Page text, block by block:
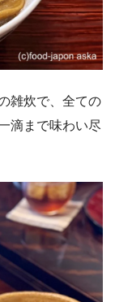
雑炊で、全ての
滴まで味わい尽